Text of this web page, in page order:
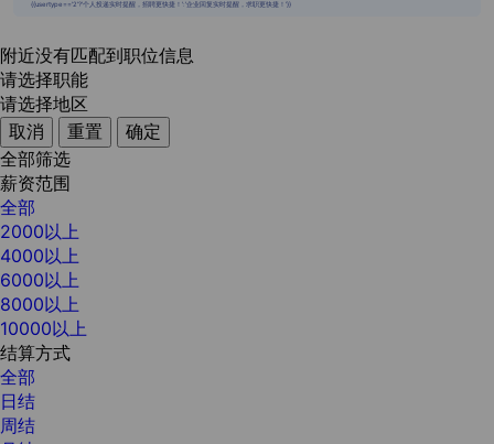
{{usertype=='2'?'个人投递实时提醒，招聘更快捷！':'企业回复实时提醒，求职更快捷！'}}
附近没有匹配到职位信息
请选择职能
请选择地区
取消
重置
确定
全部筛选
薪资范围
全部
2000以上
4000以上
6000以上
8000以上
10000以上
结算方式
全部
日结
周结